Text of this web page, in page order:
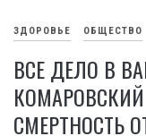
ЗДОРОВЬЕ ОБЩЕСТВО
ВСЕ ДЕЛО В
СМЕРТНОСТЬ